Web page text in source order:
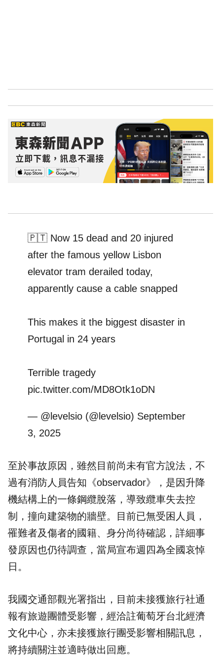
🇵🇹 Now 15 dead and 20 injured
after the famous yellow Lisbon
elevator tram derailed today,
apparently cause a cable snapped
This makes it the biggest disaster in
Portugal in 24 years
Terrible tragedy
pic.twitter.com/MD8Otk1oDN
— @levelsio (@levelsio) September
3, 2025
至於事故原因，雖然目前尚未有官方說法，不
過有消防人員告知《observador》，是因升降
機結構上的一條鋼纜脫落，導致纜車失去控
制，撞向建築物的牆壁。目前已無受困人員，
罹難者及傷者的國籍、身分尚待確認，詳細事
發原因也仍待調查，當局宣布週四為全國哀悼
日。
我國交通部觀光署指出，目前未接獲旅行社通
報有旅遊團體受影響，經洽註葡萄牙台北經濟
文化中心，亦未接獲旅行團受影響相關訊息，
將持續關注並適時做出回應。